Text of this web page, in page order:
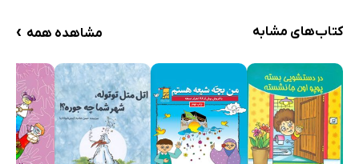
کتاب‌های مشابه مشاهده همه ›